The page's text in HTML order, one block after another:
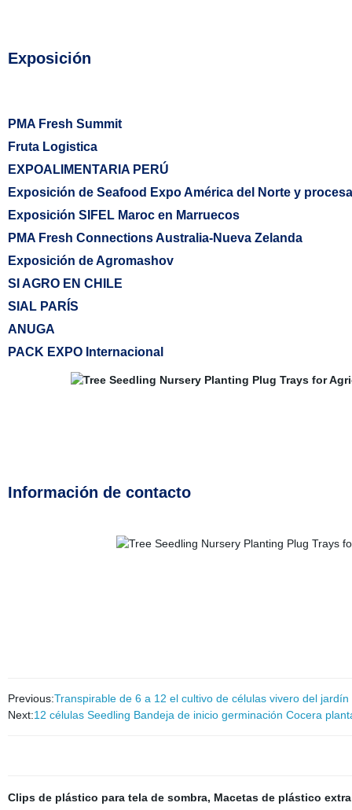
Exposición
PMA Fresh Summit
Fruta Logistica
EXPOALIMENTARIA PERÚ
Exposición de Seafood Expo América del Norte y
Exposición SIFEL Maroc en Marruecos
PMA Fresh Connections Australia-Nueva Zelanda
Exposición de Agromashov
SI AGRO EN CHILE
SIAL PARÍS
ANUGA
PACK EXPO Internacional
Información de contacto
Previous:Transpirable de 6 a 12 el cultivo de células vivero del
Next:12 células Seedling Bandeja de inicio germinación Cocera
Clips de plástico para tela de sombra, Macetas de plástico